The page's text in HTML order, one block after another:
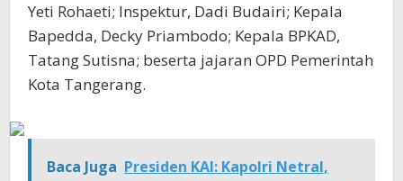
Yeti Rohaeti; Inspektur, Dadi Budairi; Kepala
Bapedda, Decky Priambodo; Kepala BPKAD,
Tatang Sutisna; beserta jajaran OPD Pemerintah
Kota Tangerang.
Baca Juga Presiden KAI: Kapolri Netral,